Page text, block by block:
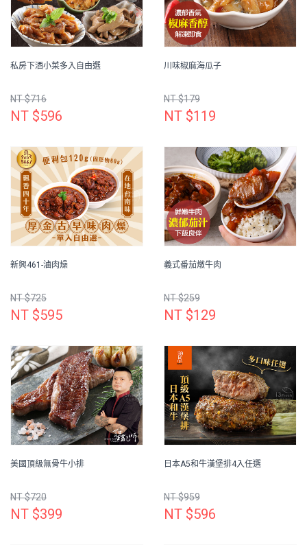
私房下酒小菜多入自由選
NT $716
NT $596
川味椒麻海瓜子
NT $179
NT $119
新興461-滷肉燥
NT $725
NT $595
義式番茄燉牛肉
NT $259
NT $129
美國頂級無骨牛小排
NT $720
NT $399
日本A5和牛漢堡排4入任選
NT $959
NT $596